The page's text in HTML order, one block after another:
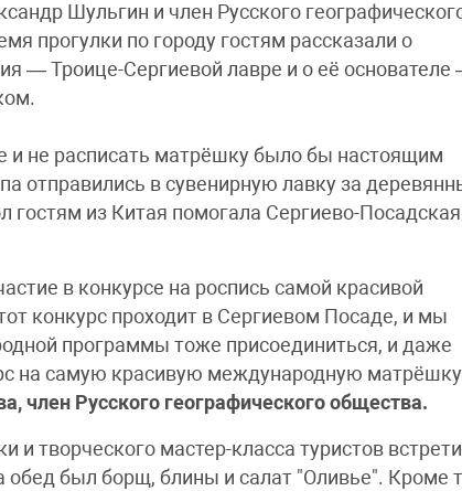
Шульгин и член Русского
прогулки по городу гостям рассказали о
— Троице-Сергиевой лавре и о её
и не расписать матрёшку было бы настоящим
отправились в сувенирную лавку за
гостям из Китая помогала Сергиево-Посадская
в конкурсе на роспись самой красивой
конкурс проходит в Сергиевом Посаде, и мы
программы тоже присоединиться, и даже
на самую красивую международную
член Русского географического общества.
и творческого мастер-класса туристов
обед был борщ, блины и салат "Оливье". Кроме